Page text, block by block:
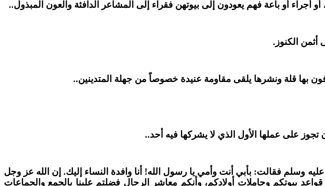
أجراء أو باعة فهم يعودون إلى بيوتهن فقراء إلى المشاعر الدافئة والعون المبذول..
أثمن الكنوز.
بها قلة ونشرها يلقى مقاومة عنيدة خصوصاً من جهلة المتدينين..
على عملها الأول الذي لا يشركها فيه أحد..
وسلم فقالت: بأبي أنت وأمي يا رسول الله! أنا وافدة النساء إليك. إن الله عز وجل
بيوتكم وحاملات أولادكم، وأنكم معاشر الرجال فضلتم علينا بالجمع والجماعات